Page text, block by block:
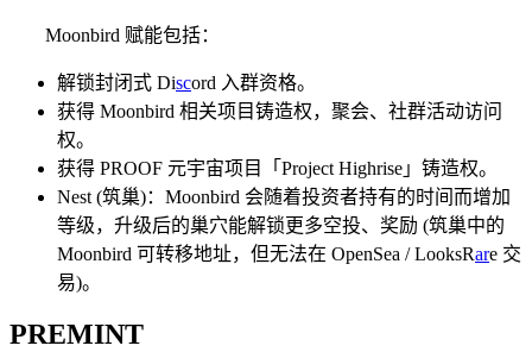
Moonbird 赋能包括：
解锁封闭式 Discord 入群资格。
获得 Moonbird 相关项目铸造权，聚会、社群活动访问
权。
获得 PROOF 元宇宙项目「Project Highrise」铸造权。
Nest (筑巢)：Moonbird 会随着投资者持有的时间而增加
等级，升级后的巢穴能解锁更多空投、奖励 (筑巢中的
Moonbird 可转移地址，但无法在 OpenSea / LooksRare 交
易)。
PREMINT